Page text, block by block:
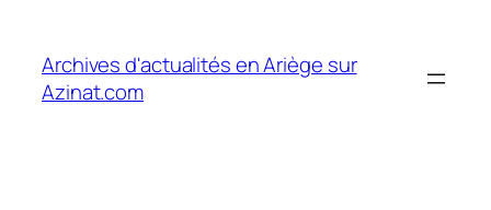
contenu
Archives d'actualités en Ariège sur
Azinat.com